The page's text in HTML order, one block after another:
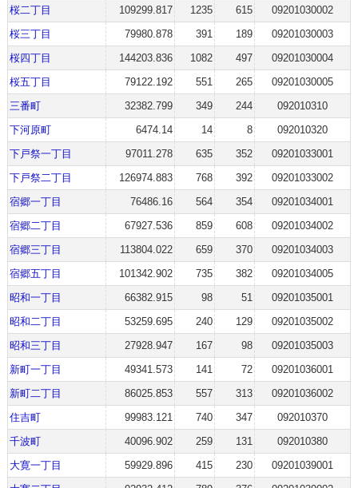
桜二丁目
109299.817 1235 615
09201030002
桜三丁目
79980.878 391 189
09201030003
桜四丁目
144203.836 1082 497
09201030004
桜五丁目
79122.192 551 265
09201030005
三番町
32382.799 349 244
092010310
下河原町
6474.14 14 8
092010320
下戸祭一丁目
97011.278 635 352
09201033001
下戸祭二丁目
126974.883 768 392
09201033002
宿郷一丁目
76486.16 564 354
09201034001
宿郷二丁目
67927.536 859 608
09201034002
宿郷三丁目
113804.022 659 370
09201034003
宿郷五丁目
101342.902 735 382
09201034005
昭和一丁目
66382.915 98 51
09201035001
昭和二丁目
53259.695 240 129
09201035002
昭和三丁目
27928.947 167 98
09201035003
新町一丁目
49341.573 141 72
09201036001
新町二丁目
86025.853 557 313
09201036002
住吉町
99983.121 740 347
092010370
千波町
40096.902 259 131
092010380
大寛一丁目
59929.896 415 230
09201039001